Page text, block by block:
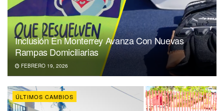
Inclusión En Monterrey Avanza Con Nuevas
Rampas Domiciliarias
FEBRERO 19, 2026
ÚLTIMOS CAMBIOS